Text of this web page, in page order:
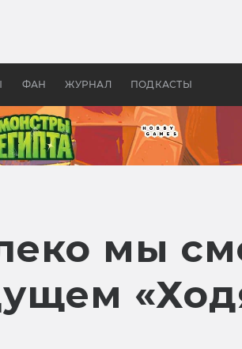
ФАН ЖУРНАЛ ПОДКАСТЫ
Древней Грецией
мы